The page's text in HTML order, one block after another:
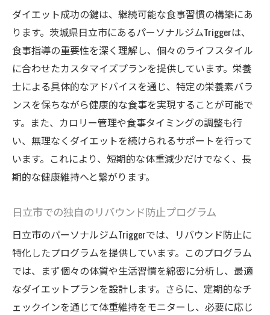
ダイエット成功の鍵は、継続可能な食事習慣の構築にあ
ります。茨城県日立市にあるパーソナルジムTriggerは、
食事指導の重要性を深く理解し、個々のライフスタイル
に合わせたカスタマイズプランを提供しています。栄養
士による具体的なアドバイスを通じ、特定の栄養素バラ
ンスを保ちながら健康的な食事を実現することが可能で
す。また、カロリー管理や食事タイミングの調整も行
い、無理なくダイエットを続けられるサポートを行って
います。これにより、短期的な体重減少だけでなく、長
期的な健康維持へと繋がります。
日立市での独自のリバウンド防止プログラム
日立市のパーソナルジムTriggerでは、リバウンド防止に
特化したプログラムを提供しています。このプログラム
では、まず個々の体質や生活習慣を綿密に分析し、最適
なダイエットプランを設計します。さらに、定期的なチ
ェックインを通じて体重維持をモニターし、必要に応じ